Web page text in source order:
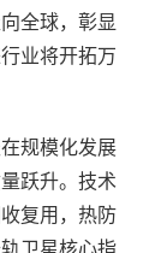
全球，彰显
业将开拓万
规模化发展
跃升。技术
复用，热防
卫星核心指